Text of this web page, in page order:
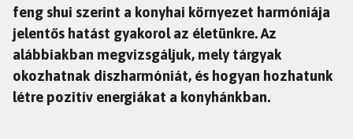
feng shui szerint a konyhai környezet harmóniája
jelentős hatást gyakorol az életünkre. Az
alábbiakban megvizsgáljuk, mely tárgyak
okozhatnak diszharmóniát, és hogyan hozhatunk
létre pozitív energiákat a konyhánkban.